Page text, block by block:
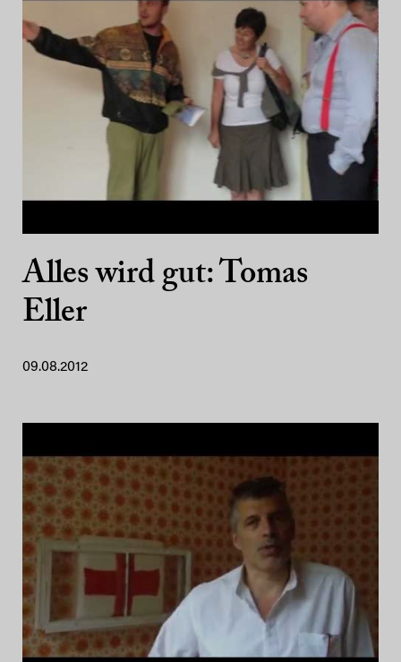
Alles wird gut: Tomas
Eller
09.08.2012